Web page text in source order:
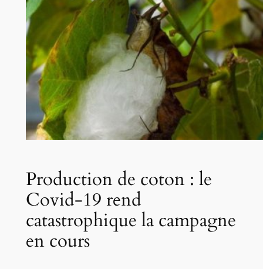
Production de coton : le
Covid-19 rend
catastrophique la campagne
en cours